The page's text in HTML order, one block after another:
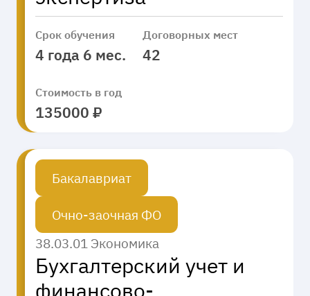
Срок обучения
4 года 6 мес.
Договорных мест
42
Стоимость в год
135000 ₽
Бакалавриат
Очно-заочная ФО
38.03.01 Экономика
Бухгалтерский учет и
финансово-